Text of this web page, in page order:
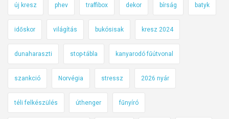
új kresz phev traffibox dekor bírság batyk
időskor világítás bukósisak kresz 2024
dunaharaszti stop-tábla kanyarodó fűútvonal
szankció Norvégia stressz 2026 nyár
téli felkészülés úthenger fűnyíró